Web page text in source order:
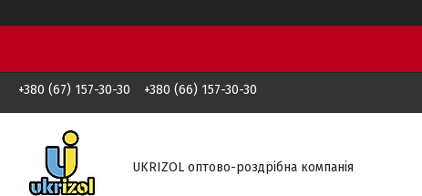
+380 (67) 157-30-30 +380 (66) 157-30-30
UKRIZOL оптово-роздрібна компанія